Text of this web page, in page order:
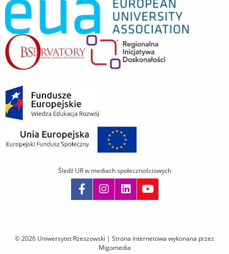
© 2026 Uniwersytet Rzeszowski | Strona internetowa wykonana przez
Migomedia
Śledź UR w mediach społecznościowych
i
przejdź